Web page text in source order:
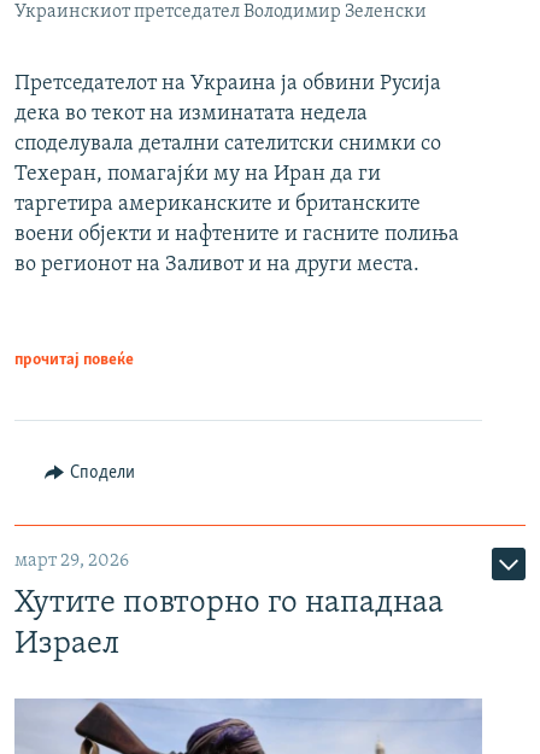
Украинскиот претседател Володимир Зеленски
Претседателот на Украина ја обвини Русија
дека во текот на изминатата недела
споделувала детални сателитски снимки со
Техеран, помагајќи му на Иран да ги
таргетира американските и британските
воени објекти и нафтените и гасните полиња
во регионот на Заливот и на други места.
прочитај повеќе
Сподели
март 29, 2026
Хутите повторно го нападнаа
Израел